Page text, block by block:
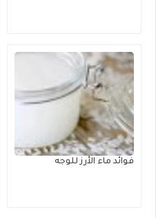
فوائد ماء الأرز للوجه